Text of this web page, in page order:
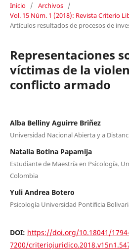
Inicio / Archivos /
Vol. 15 Núm. 1 (2018): Revista Criterio
Artículos resultados de procesos de
Representaciones
víctimas de la
conflicto armado
Alba Belliny Aguirre Briñez
Universidad Nacional Abierta y a
Natalia Botina Papamija
Estudiante de Maestría en Psicología.
Colombia
Yuli Andrea Botero
Psicología Universidad Pontificia
DOI: https://doi.org/10.18041/1794-
7200/